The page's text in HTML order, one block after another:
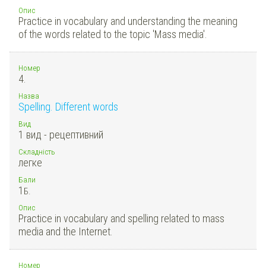
Опис
Practice in vocabulary and understanding the meaning
of the words related to the topic 'Mass media'.
Номер
4.
Назва
Spelling. Different words
Вид
1 вид - рецептивний
Складність
легке
Бали
1 Б.
Опис
Practice in vocabulary and spelling related to mass
media and the Internet.
Номер